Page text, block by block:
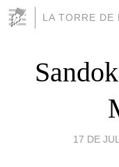
LA TORRE DE
17 DE